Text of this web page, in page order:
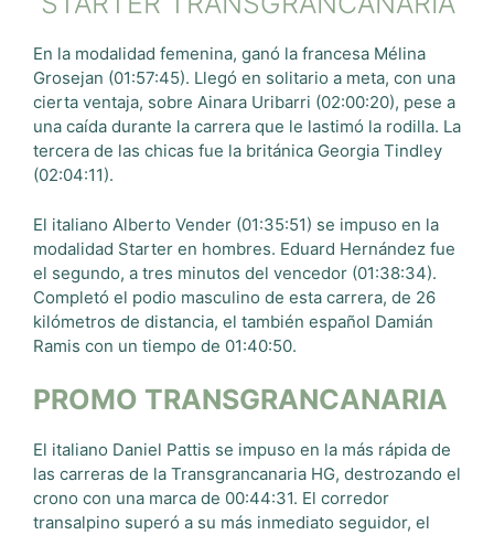
En la modalidad femenina, ganó la francesa Mélina
Grosejan (01:57:45). Llegó en solitario a meta, con una
cierta ventaja, sobre Ainara Uribarri (02:00:20), pese a
una caída durante la carrera que le lastimó la rodilla. La
tercera de las chicas fue la británica Georgia Tindley
(02:04:11).
El italiano Alberto Vender (01:35:51) se impuso en la
modalidad Starter en hombres. Eduard Hernández fue
el segundo, a tres minutos del vencedor (01:38:34).
Completó el podio masculino de esta carrera, de 26
kilómetros de distancia, el también español Damián
Ramis con un tiempo de 01:40:50.
PROMO TRANSGRANCANARIA
El italiano Daniel Pattis se impuso en la más rápida de
las carreras de la Transgrancanaria HG, destrozando el
crono con una marca de 00:44:31. El corredor
transalpino superó a su más inmediato seguidor, el